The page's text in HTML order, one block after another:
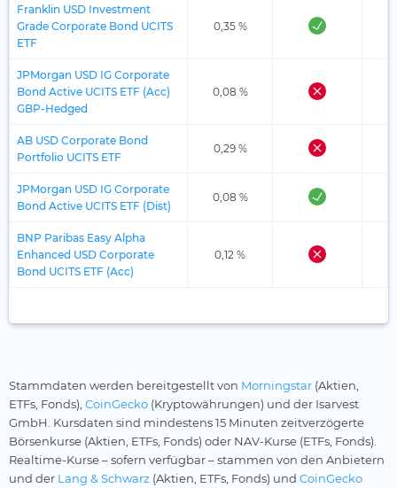
Franklin USD Investment
Grade Corporate Bond UCITS
ETF
0,35 %
JPMorgan USD IG Corporate
Bond Active UCITS ETF (Acc)
GBP-Hedged
0,08 %
AB USD Corporate Bond
Portfolio UCITS ETF
0,29 %
JPMorgan USD IG Corporate
Bond Active UCITS ETF (Dist)
0,08 %
BNP Paribas Easy Alpha
Enhanced USD Corporate
Bond UCITS ETF (Acc)
0,12 %
Stammdaten werden bereitgestellt von Morningstar (Aktien,
ETFs, Fonds), CoinGecko (Kryptowährungen) und der Isarvest
GmbH. Kursdaten sind mindestens 15 Minuten zeitverzögerte
Börsenkurse (Aktien, ETFs, Fonds) oder NAV-Kurse (ETFs, Fonds).
Realtime-Kurse – sofern verfügbar – stammen von den Anbietern
und der Lang & Schwarz (Aktien, ETFs, Fonds) und CoinGecko